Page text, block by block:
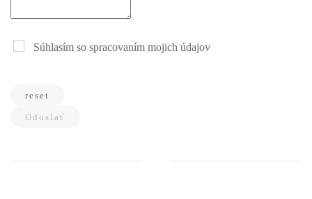
Súhlasím so spracovaním mojich údajov
reset
Odoslať